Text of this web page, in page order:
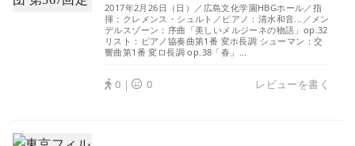
2017年2月26日（日）／広島文化学園HBGホール／指
揮：クレメンス・シュルト／ピアノ：清水和音...／メン
デルスゾーン：序曲「美しいメルジーネの物語」op.32
リスト：ピアノ協奏曲第1番 変ホ長調 シューマン：交
響曲第1番 変ロ長調 op.38「春」...
0｜ 0 レビューを書く